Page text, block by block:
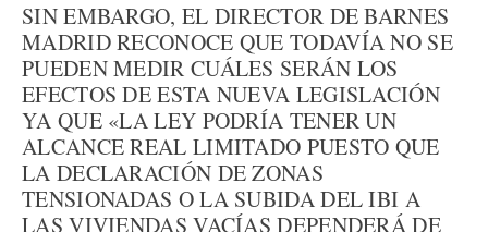
SIN EMBARGO, EL DIRECTOR DE BARNES
MADRID RECONOCE QUE TODAVÍA NO SE
PUEDEN MEDIR CUÁLES SERÁN LOS
EFECTOS DE ESTA NUEVA LEGISLACIÓN
YA QUE «LA LEY PODRÍA TENER UN
ALCANCE REAL LIMITADO PUESTO QUE
LA DECLARACIÓN DE ZONAS
TENSIONADAS O LA SUBIDA DEL IBI A
LAS VIVIENDAS VACÍAS DEPENDERÁ DE